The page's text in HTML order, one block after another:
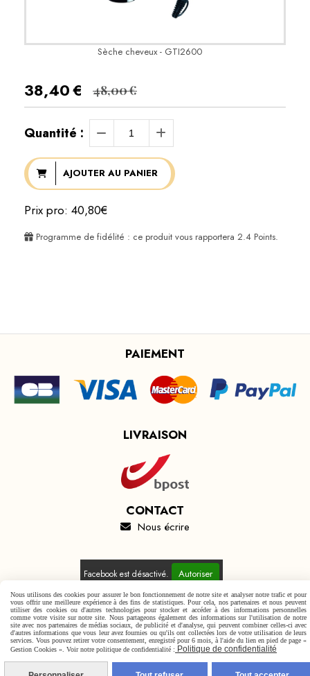
Sèche cheveux - GTI2600
38,40€ 48,00€
Quantité :
AJOUTER AU PANIER
Prix pro: 40,80€
Programme de fidélité : ce produit vous rapportera 2.4 Points.
PAIEMENT
LIVRAISON
CONTACT
 Nous écrire
Facebook est désactivé. Autoriser
Mentions Légales
Conditions générales de vente
Politique de confidentialité
Gestion cookies Mon Compte
Nous utilisons des cookies pour assurer le bon fonctionnement de notre site et analyser notre trafic et pour
vous offrir une meilleure expérience à des fins de statistiques. Pour cela, nos partenaires et nous peuvent
utiliser des cookies ou d'autres technologies pour stocker et accéder à des informations personnelles
comme votre visite sur notre site. Nous partageons également des informations sur l'utilisation de notre
site avec nos partenaires de médias sociaux, de publicité et d'analyse, qui peuvent combiner celles-ci avec
d'autres informations que vous leur avez fournies ou qu'ils ont collectées lors de votre utilisation de leurs
services. Vous pouvez retirer votre consentement, enregistré pour 6 mois, à l'aide du lien en pied de page «
Gestion Cookies ». Voir notre politique de confidentialité : Politique de confidentialité